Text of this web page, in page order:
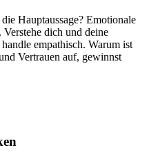
Hauptaussage? Emotionale
dich und deine
empathisch. Warum ist
Vertrauen auf, gewinnst